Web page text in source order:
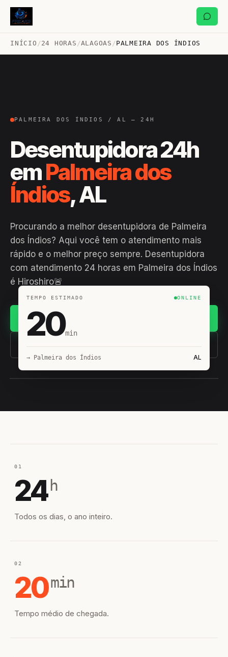
INÍCIO /24 HORAS /ALAGOAS /PALMEIRA DOS ÍNDIOS
PALMEIRA DOS ÍNDIOS / AL — 24H
Desentupidora 24h
emPalmeira dos
Índios, AL
Procurando a melhor desentupidora de Palmeira
dos Índios? Aqui você tem o atendimento mais
rápido e o melhor preço sempre. Desentupidora
com atendimento 24 horas em Palmeira dos Índios
é Hiroshiro🚨
(11) 93407-8838
TEMPO ESTIMADO ONLINE
20min
→ Palmeira dos Índios AL
01
24 h
Todos os dias, o ano inteiro.
02
20min
Tempo médio de chegada.